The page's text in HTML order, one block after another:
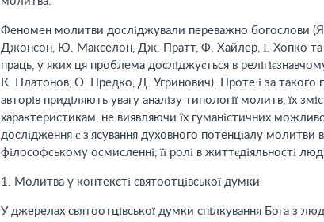
Феномен молитви досліджували переважно богослови
Джонсон, Ю. Макселон, Дж. Пратт, Ф. Хайлер, І. Хопко та
праць, у яких ця проблема досліджується в
К. Платонов, О. Предко, Д. Угринович). Проте і за такого
авторів приділяють увагу аналізу типології молитв, їх
характеристикам, не виявляючи їх гуманістичних
дослідження є з'ясування духовного потенціалу молитви
філософському осмисленні, її ролі в життєдіяльності
1. Молитва у контексті святоотцівської думки
У джерелах святоотцівської думки спілкування Бога з